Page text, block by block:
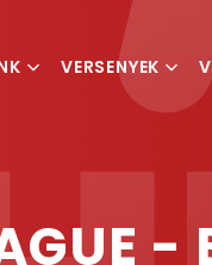
VERSENYEK
ESEMÉNYSZERVEZÉS